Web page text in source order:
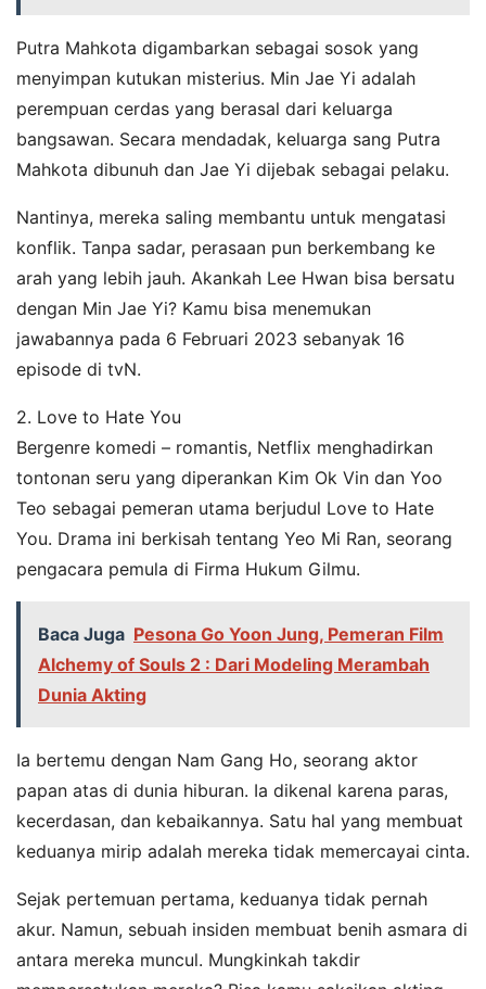
Putra Mahkota digambarkan sebagai sosok yang
menyimpan kutukan misterius. Min Jae Yi adalah
perempuan cerdas yang berasal dari keluarga
bangsawan. Secara mendadak, keluarga sang Putra
Mahkota dibunuh dan Jae Yi dijebak sebagai pelaku.
Nantinya, mereka saling membantu untuk mengatasi
konflik. Tanpa sadar, perasaan pun berkembang ke
arah yang lebih jauh. Akankah Lee Hwan bisa bersatu
dengan Min Jae Yi? Kamu bisa menemukan
jawabannya pada 6 Februari 2023 sebanyak 16
episode di tvN.
2. Love to Hate You
Bergenre komedi – romantis, Netflix menghadirkan
tontonan seru yang diperankan Kim Ok Vin dan Yoo
Teo sebagai pemeran utama berjudul Love to Hate
You. Drama ini berkisah tentang Yeo Mi Ran, seorang
pengacara pemula di Firma Hukum Gilmu.
Baca Juga Pesona Go Yoon Jung, Pemeran Film
Alchemy of Souls 2 : Dari Modeling Merambah
Dunia Akting
Ia bertemu dengan Nam Gang Ho, seorang aktor
papan atas di dunia hiburan. Ia dikenal karena paras,
kecerdasan, dan kebaikannya. Satu hal yang membuat
keduanya mirip adalah mereka tidak memercayai cinta.
Sejak pertemuan pertama, keduanya tidak pernah
akur. Namun, sebuah insiden membuat benih asmara di
antara mereka muncul. Mungkinkah takdir